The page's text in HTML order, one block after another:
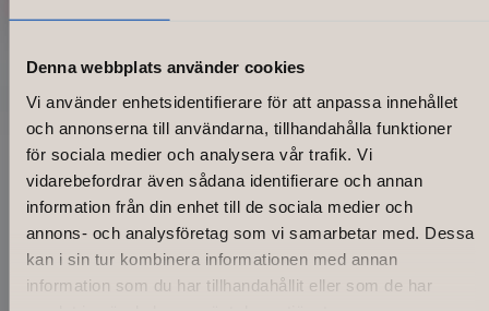
Denna webbplats använder cookies
Vi använder enhetsidentifierare för att anpassa innehållet
och annonserna till användarna, tillhandahålla funktioner
för sociala medier och analysera vår trafik. Vi
vidarebefordrar även sådana identifierare och annan
information från din enhet till de sociala medier och
annons- och analysföretag som vi samarbetar med. Dessa
kan i sin tur kombinera informationen med annan
information som du har tillhandahållit eller som de har